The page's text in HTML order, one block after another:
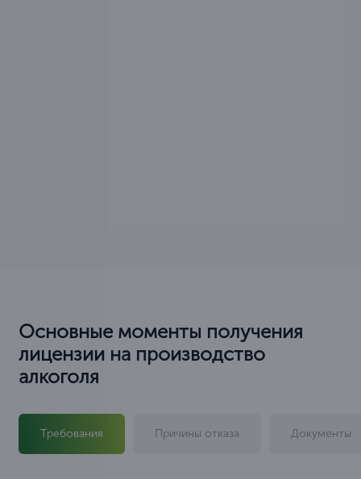
Основные моменты получения
лицензии на производство
алкоголя
Требования Причины отказа Документы